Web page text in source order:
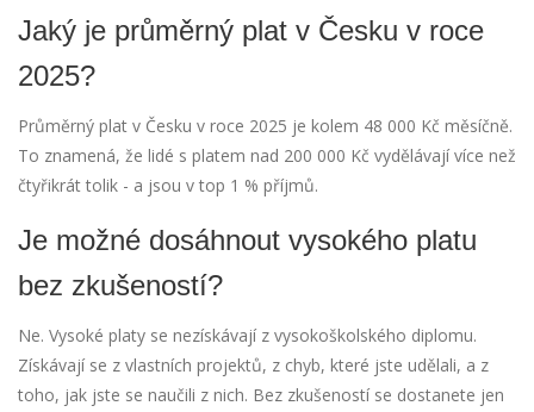
Jaký je průměrný plat v Česku v roce
2025?
Průměrný plat v Česku v roce 2025 je kolem 48 000 Kč měsíčně.
To znamená, že lidé s platem nad 200 000 Kč vydělávají více než
čtyřikrát tolik - a jsou v top 1 % příjmů.
Je možné dosáhnout vysokého platu
bez zkušeností?
Ne. Vysoké platy se nezískávají z vysokoškolského diplomu.
Získávají se z vlastních projektů, z chyb, které jste udělali, a z
toho, jak jste se naučili z nich. Bez zkušeností se dostanete jen